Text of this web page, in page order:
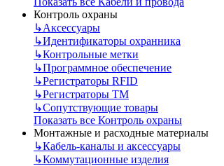
Контроль охраны
↳Аксессуары
↳Идентификаторы охранника
↳Контрольные метки
↳Программное обеспечение
↳Регистраторы RFID
↳Регистраторы ТМ
↳Сопутствующие товары
Показать все Контроль охраны
Монтажные и расходные материалы
↳Кабель-каналы и аксессуары
↳Коммутационные изделия